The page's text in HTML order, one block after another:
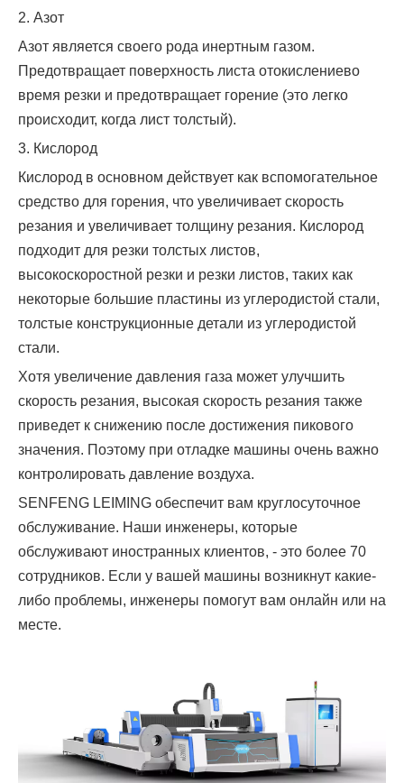
2. Азот
Азот является своего рода инертным газом.
Предотвращает поверхность листа отокислениево
время резки и предотвращает горение (это легко
происходит, когда лист толстый).
3. Кислород
Кислород в основном действует как вспомогательное
средство для горения, что увеличивает скорость
резания и увеличивает толщину резания. Кислород
подходит для резки толстых листов,
высокоскоростной резки и резки листов, таких как
некоторые большие пластины из углеродистой стали,
толстые конструкционные детали из углеродистой
стали.
Хотя увеличение давления газа может улучшить
скорость резания, высокая скорость резания также
приведет к снижению после достижения пикового
значения. Поэтому при отладке машины очень важно
контролировать давление воздуха.
SENFENG LEIMING обеспечит вам круглосуточное
обслуживание. Наши инженеры, которые
обслуживают иностранных клиентов, - это более 70
сотрудников. Если у вашей машины возникнут какие-
либо проблемы, инженеры помогут вам онлайн или на
месте.